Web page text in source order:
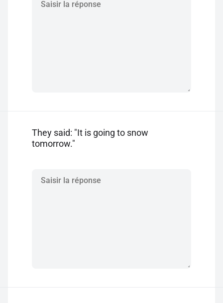
They said: "It is going to snow
tomorrow."